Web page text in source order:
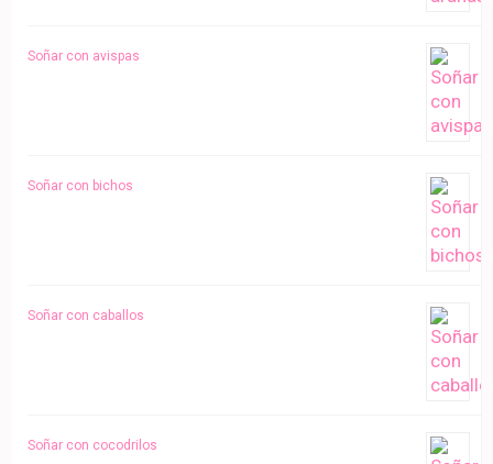
Soñar con avispas
Soñar con bichos
Soñar con caballos
Soñar con cocodrilos